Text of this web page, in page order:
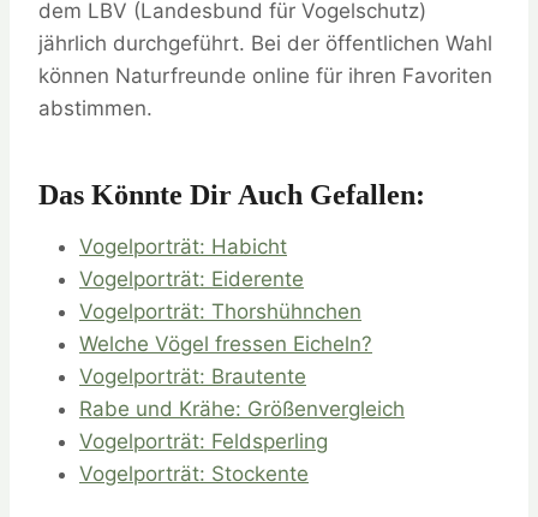
dem LBV (Landesbund für Vogelschutz)
jährlich durchgeführt. Bei der öffentlichen Wahl
können Naturfreunde online für ihren Favoriten
abstimmen.
Das Könnte Dir Auch Gefallen:
Vogelporträt: Habicht
Vogelporträt: Eiderente
Vogelporträt: Thorshühnchen
Welche Vögel fressen Eicheln?
Vogelporträt: Brautente
Rabe und Krähe: Größenvergleich
Vogelporträt: Feldsperling
Vogelporträt: Stockente